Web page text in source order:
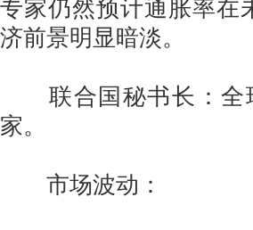
专家仍然预计通胀率在
济前景明显暗淡。
联合国秘书长：全
家。
市场波动：